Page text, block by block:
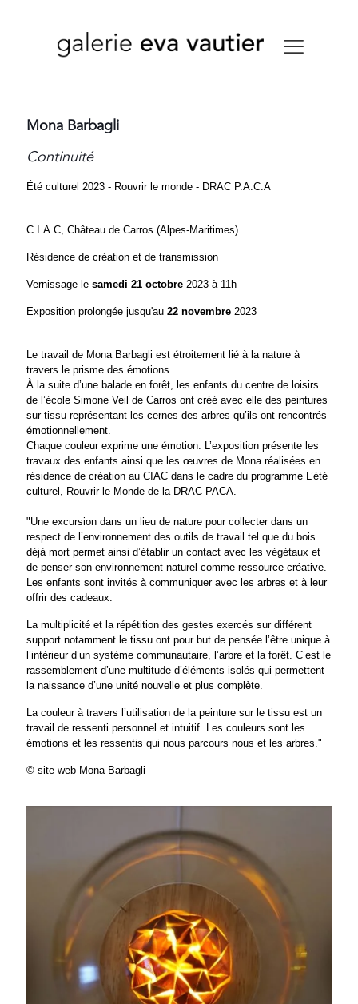
Mona Barbagli
Continuité
Été culturel 2023 - Rouvrir le monde - DRAC P.A.C.A
C.I.A.C, Château de Carros (Alpes-Maritimes)
Résidence de création et de transmission
Vernissage le samedi 21 octobre 2023 à 11h
Exposition prolongée jusqu'au 22 novembre 2023
Le travail de Mona Barbagli est étroitement lié à la nature à
travers le prisme des émotions.
À la suite d’une balade en forêt, les enfants du centre de loisirs
de l’école Simone Veil de Carros ont créé avec elle des peintures
sur tissu représentant les cernes des arbres qu’ils ont rencontrés
émotionnellement.
Chaque couleur exprime une émotion. L’exposition présente les
travaux des enfants ainsi que les œuvres de Mona réalisées en
résidence de création au CIAC dans le cadre du programme L’été
culturel, Rouvrir le Monde de la DRAC PACA.
"Une excursion dans un lieu de nature pour collecter dans un
respect de l’environnement des outils de travail tel que du bois
déjà mort permet ainsi d’établir un contact avec les végétaux et
de penser son environnement naturel comme ressource créative.
Les enfants sont invités à communiquer avec les arbres et à leur
offrir des cadeaux.
La multiplicité et la répétition des gestes exercés sur différent
support notamment le tissu ont pour but de pensée l’être unique à
l’intérieur d’un système communautaire, l’arbre et la forêt. C’est le
rassemblement d’une multitude d’éléments isolés qui permettent
la naissance d’une unité nouvelle et plus complète.
La couleur à travers l’utilisation de la peinture sur le tissu est un
travail de ressenti personnel et intuitif. Les couleurs sont les
émotions et les ressentis qui nous parcours nous et les arbres."
© site web Mona Barbagli